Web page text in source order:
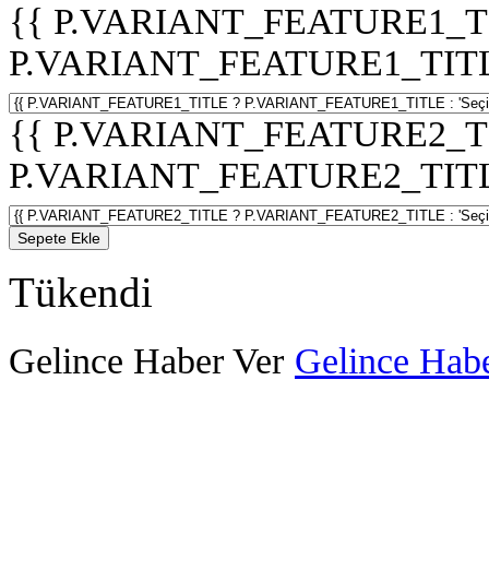
{{
{{
Sepete Ekle
Tükendi
Gelince Haber Ver Gelince